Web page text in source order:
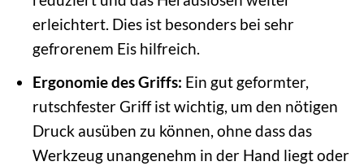
erleichtert. Dies ist besonders bei sehr
gefrorenem Eis hilfreich.
Ergonomie des Griffs: Ein gut geformter,
rutschfester Griff ist wichtig, um den nötigen
Druck ausüben zu können, ohne dass das
Werkzeug unangenehm in der Hand liegt oder